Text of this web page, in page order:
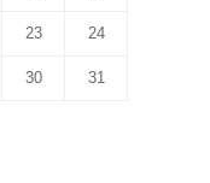
23 24
30 31